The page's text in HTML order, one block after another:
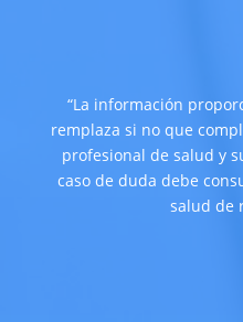
“La información
remplaza si no que
profesional de salud y
caso de duda debe
salud de